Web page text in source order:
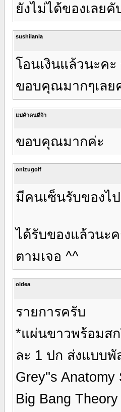
ยังไม่ได้ของเลย
sushilanla
โอนเงินแล้วนะค
ขอบคุณมากๆเลย
แม่ค้าคนดีจ้า
ขอบคุณมากค่ะ
onizugolf
มีคนเซ็นรับของไ
ได้รับของแล้วนะ
ตามเจอ ^^
oldea
รายการครับ
*แผ่นขาวพร้อมส
ละ 1 ปก ส่งแบบพั
Grey''s
Big Bang